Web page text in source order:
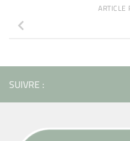
ARTICLE
SUIVRE :